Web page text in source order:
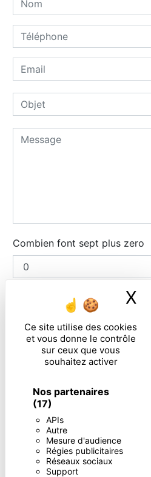
Ce site utilise des cookies
et vous donne le contrôle
sur ceux que vous
souhaitez activer
Nos partenaires
(17)
APIs
Autre
Mesure d'audience
Régies publicitaires
Réseaux sociaux
Support
X
Combien font sept plus zero
En cochant cette case,
particulières ci-dessous **
** Les données personnelles
de vous contacter et sont enregistrées
Elles sont destinées à et ses sous-
répondre à votre message. Les
communiquées aux seuls destinataires
droits d’accès, de rectification,
limitation, d’opposition, de retrait de
moment et du droit d’introduire une
de contrôle, ainsi que d’organiser le
Vous pouvez exercer ces droits par
courrier électronique à l'adresse . Un